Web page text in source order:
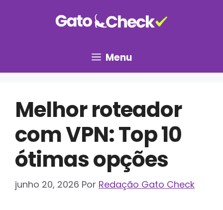
Menu
Melhor roteador
com VPN: Top 10
ótimas opções
junho 20, 2026 Por Redação Gato Check